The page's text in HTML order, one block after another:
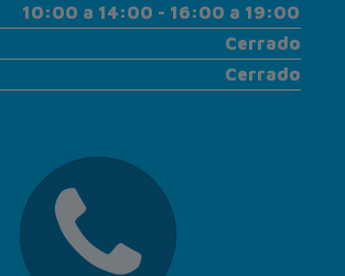
10:00 a 14:00 - 16:00 a 19:00
Cerrado
Cerrado